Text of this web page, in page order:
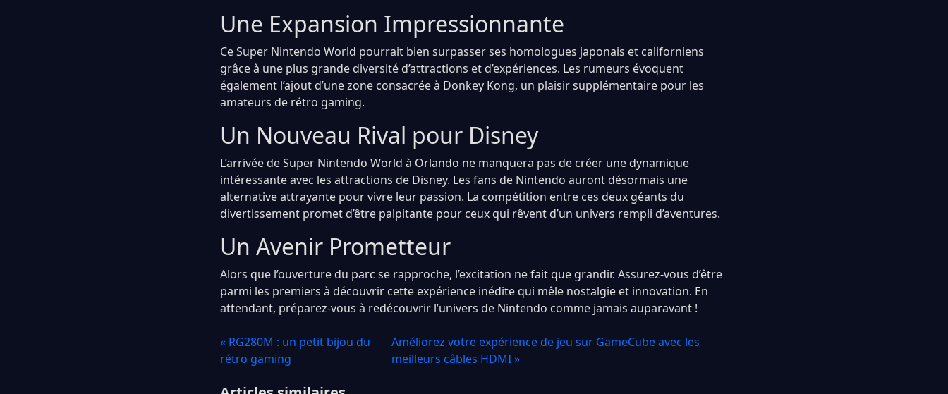
Une Expansion Impressionnante
Ce Super Nintendo World pourrait bien surpasser ses homologues japonais et californiens
grâce à une plus grande diversité d’attractions et d’expériences. Les rumeurs évoquent
également l’ajout d’une zone consacrée à Donkey Kong, un plaisir supplémentaire pour les
amateurs de rétro gaming.
Un Nouveau Rival pour Disney
L’arrivée de Super Nintendo World à Orlando ne manquera pas de créer une dynamique
intéressante avec les attractions de Disney. Les fans de Nintendo auront désormais une
alternative attrayante pour vivre leur passion. La compétition entre ces deux géants du
divertissement promet d’être palpitante pour ceux qui rêvent d’un univers rempli d’aventures.
Un Avenir Prometteur
Alors que l’ouverture du parc se rapproche, l’excitation ne fait que grandir. Assurez-vous d’être
parmi les premiers à découvrir cette expérience inédite qui mêle nostalgie et innovation. En
attendant, préparez-vous à redécouvrir l’univers de Nintendo comme jamais auparavant !
« RG280M : un petit bijou du
rétro gaming
Améliorez votre expérience de jeu sur GameCube avec les
meilleurs câbles HDMI »